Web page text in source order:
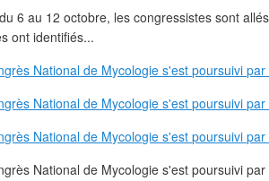
6 au 12 octobre, les congressistes sont
ont identifiés...